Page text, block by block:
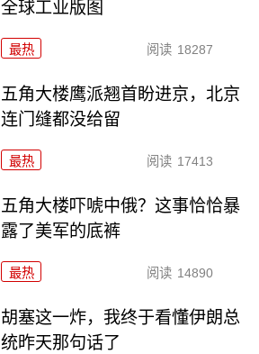
全球工业版图
最热 阅读 18287
五角大楼鹰派翘首盼进京，北京
连门缝都没给留
最热 阅读 17413
五角大楼吓唬中俄？这事恰恰暴
露了美军的底裤
最热 阅读 14890
胡塞这一炸，我终于看懂伊朗总
统昨天那句话了